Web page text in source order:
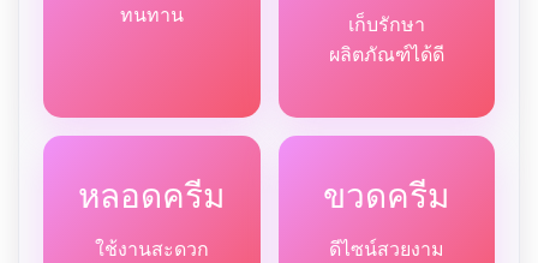
ทนทาน
เก็บรักษา
ผลิตภัณฑ์ได้ดี
หลอดครีม
ใช้งานสะดวก
ขวดครีม
ดีไซน์สวยงาม